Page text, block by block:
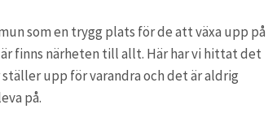
som en trygg plats för de att växa upp på
finns närheten till allt. Här har vi hittat det
upp för varandra och det är aldrig
på.